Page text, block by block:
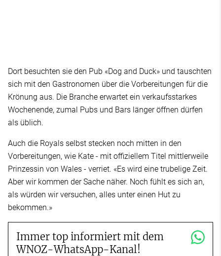
Dort besuchten sie den Pub «Dog and Duck» und tauschten
sich mit den Gastronomen über die Vorbereitungen für die
Krönung aus. Die Branche erwartet ein verkaufsstarkes
Wochenende, zumal Pubs und Bars länger öffnen dürfen
als üblich.
Auch die Royals selbst stecken noch mitten in den
Vorbereitungen, wie Kate - mit offiziellem Titel mittlerweile
Prinzessin von Wales - verriet. «Es wird eine trubelige Zeit.
Aber wir kommen der Sache näher. Noch fühlt es sich an,
als würden wir versuchen, alles unter einen Hut zu
bekommen.»
Immer top informiert mit dem
WNOZ-WhatsApp-Kanal!